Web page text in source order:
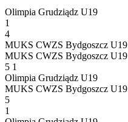
Olimpia Grudziądz U19
1
4
MUKS CWZS Bydgoszcz U19
MUKS CWZS Bydgoszcz U19
5 1
Olimpia Grudziądz U19
MUKS CWZS Bydgoszcz U19
5
1